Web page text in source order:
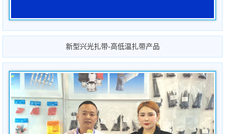
新型兴光扎带-高低温扎带产品